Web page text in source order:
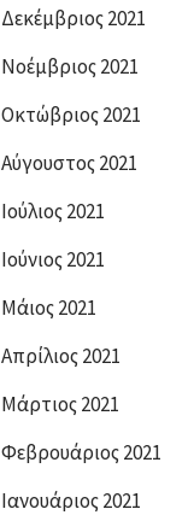
Δεκέμβριος 2021
Νοέμβριος 2021
Οκτώβριος 2021
Αύγουστος 2021
Ιούλιος 2021
Ιούνιος 2021
Μάιος 2021
Απρίλιος 2021
Μάρτιος 2021
Φεβρουάριος 2021
Ιανουάριος 2021